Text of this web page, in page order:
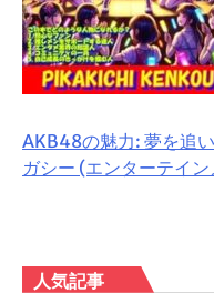
AKB48の魅力: 夢を追
ガシー (エンターテイ
人気記事